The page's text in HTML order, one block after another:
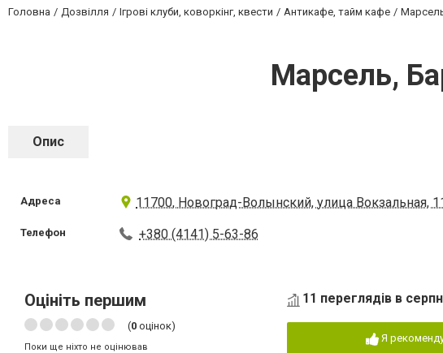
Головна Дозвілля Ігрові клуби, коворкінг, квести Антикафе, тайм кафе
Марсель,
Опис
Адреса 11700, Новоград-Волынский, улица Вокзальная,
Телефон +380 (4141) 5-63-86
Оцініть першим
(0 оцінок)
Поки ще ніхто не оцінював
11 переглядів в
Я